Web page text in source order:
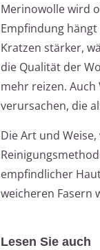
Merinowolle wird
Empfindung
Kratzen stärker,
die Qualität der
mehr reizen.
verursachen, die
Die Art und
empfindlicher
weicheren Fasern
Lesen Sie auch